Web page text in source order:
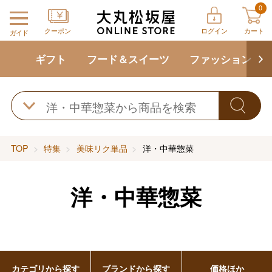
ガイド クーポン ログイン
0
カート
ギフト フード＆スイーツ ファッション
TOP 特集 美味リク単品 洋・中華惣菜
洋・中華惣菜
カテゴリから探す ブランドから探す 価格ほか